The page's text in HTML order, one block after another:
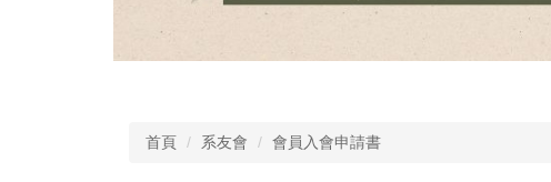
首頁 系友會 會員入會申請書